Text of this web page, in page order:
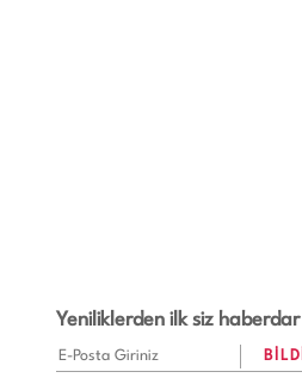
Yeniliklerden ilk siz